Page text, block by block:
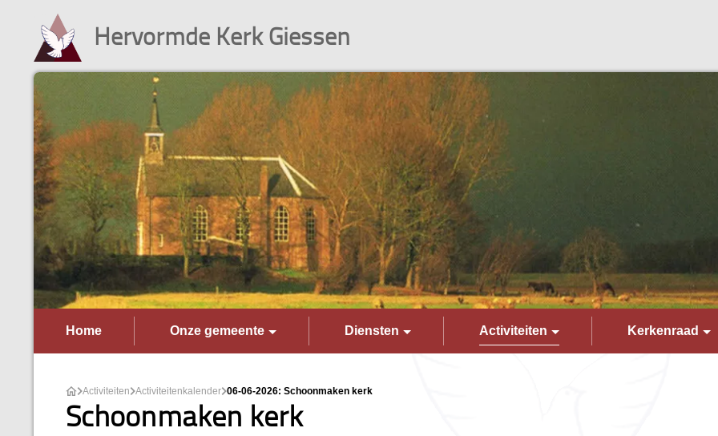
Hervormde Kerk Giessen
Home Onze gemeente Diensten Activiteiten Kerkenraad
Activiteiten Activiteitenkalender 06-06-2026: Schoonmaken kerk
Schoonmaken kerk